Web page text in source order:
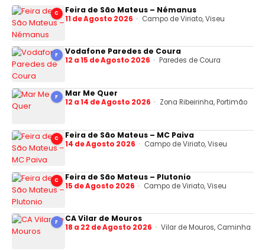
C Feira de São Mateus – Némanus
11 de Agosto 2026 Campo de Viriato, Viseu
F Vodafone Paredes de Coura
12 a 15 de Agosto 2026 Paredes de Coura
F Mar Me Quer
12 a 14 de Agosto 2026 Zona Ribeirinha, Portimão
C Feira de São Mateus – MC Paiva
14 de Agosto 2026 Campo de Viriato, Viseu
C Feira de São Mateus – Plutonio
15 de Agosto 2026 Campo de Viriato, Viseu
F CA Vilar de Mouros
18 a 22 de Agosto 2026 Vilar de Mouros, Caminha